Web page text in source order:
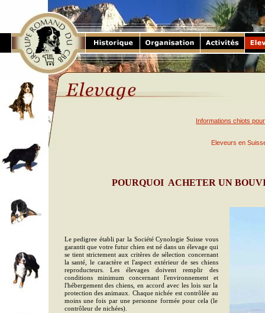
Informations chiots
Eleveurs en
POURQUOI ACHETER UN
Le pedigree établi par la Société Cynologie Suisse vous
garantit que votre futur chien est né dans un élevage qui
se tient strictement aux critères de sélection concernant
la santé, le caractère et l'aspect extérieur de ses chiens
reproducteurs. Les élevages doivent remplir des
conditions minimum concernant l'environnement et
l'hébergement des chiens, en accord avec les lois sur la
protection des animaux. Chaque nichée est contrôlée au
moins une fois par une personne formée pour cela (le
contrôleur de nichées).